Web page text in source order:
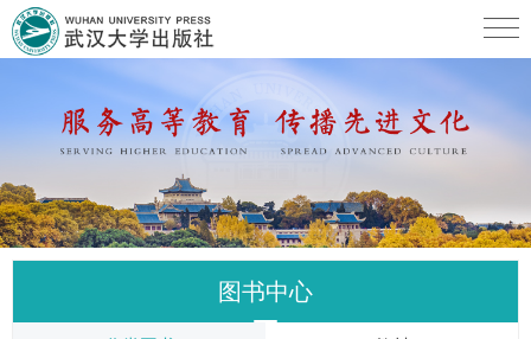
图书中心